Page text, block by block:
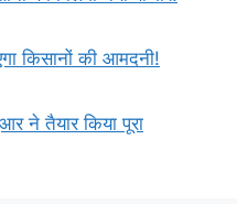
किसानों की आमदनी!
ने तैयार किया पूरा